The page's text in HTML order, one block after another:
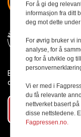
Byggmesteren følger
den er nedfelt i
Abonner på
For å gi deg
informasjon fra ditt
deg mot dette
For øvrig bruker vi
analyse, for å
og for å utvikle og
Vi er med i
du få relevante
nettverket basert
disse nettstedene.
Fagpressen.no.